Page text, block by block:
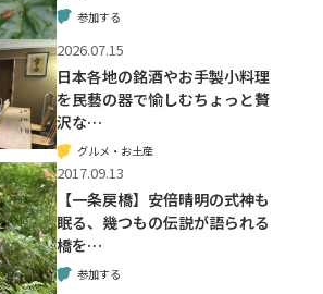
参加する
2026.07.15
日本各地の銘酒やお手製小料理
を民藝の器で愉しむちょっと贅
沢な…
グルメ・お土産
2017.09.13
【一条戻橋】安倍晴明の式神も
眠る、幾つもの伝説が語られる
橋を…
参加する